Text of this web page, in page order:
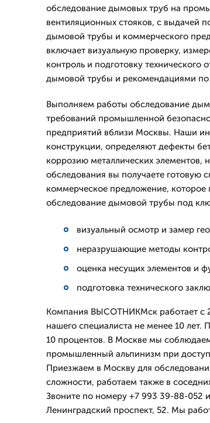
обследование дымовых труб на
вентиляционных стояков, с выдачей
дымовой трубы и коммерческого
включает визуальную проверку,
контроль и подготовку технического
дымовой трубы и рекомендациями по
Выполняем работы обследование
требований промышленной
предприятий вблизи Москвы. Наши
конструкции, определяют дефекты
коррозию металлических
обследования вы получаете готовую
коммерческое предложение,
обследование дымовой трубы под
визуальный осмотр и замер
неразрушающие методы
оценка несущих элементов и
подготовка технического
Компания ВЫСОТНИКМск работает с
нашего специалиста не менее 10 лет.
10 процентов. В Москве мы
промышленный альпинизм при
Приезжаем в Москву для
сложности, работаем также в
Звоните по номеру +7 993 39-88-052
Ленинградский проспект, 52. Мы